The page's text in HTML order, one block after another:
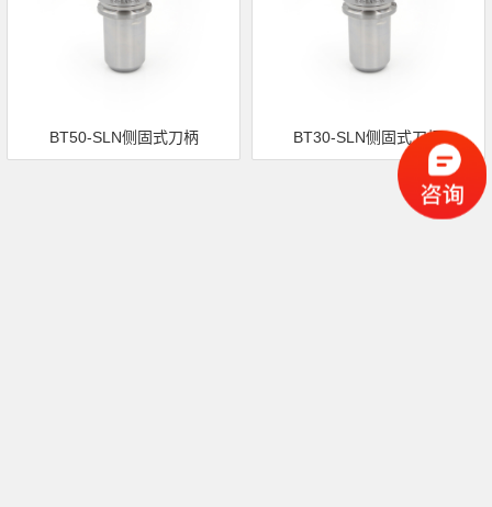
BT50-SLN侧固式刀柄 BT30-SLN侧固式刀柄